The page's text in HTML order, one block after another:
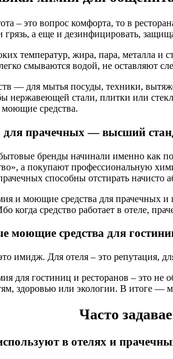
– это вопрос комфорта, то в
а еще и дезинфицировать,
температур, жира, пара, металла и
смываются водой, не оставляют
— для мытья посуды, техники,
нержавеющей стали, плитки или
средства.
прачечных — высший
бренды начинали именно как
а покупают профессиональную
способны отстирать
и моющие средства для прачечных
когда средство работает в отеле,
моющие средства для
имидж. Для отеля – это репутация,
для гостиниц и ресторанов – это не
здоровью или экологии. В итоге —
Часто
в отелях и